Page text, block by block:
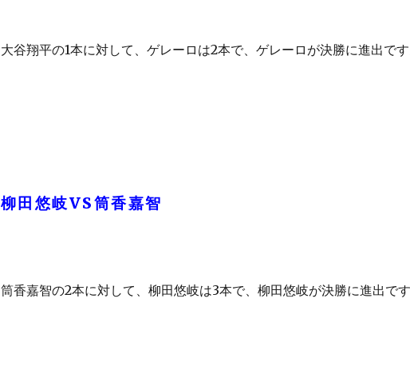
大谷翔平の1本に対して、ゲレーロは2本で、ゲレーロが決勝に進出です
柳田悠岐VS筒香嘉智
筒香嘉智の2本に対して、柳田悠岐は3本で、柳田悠岐が決勝に進出です